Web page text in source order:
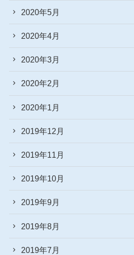
2020年5月
2020年4月
2020年3月
2020年2月
2020年1月
2019年12月
2019年11月
2019年10月
2019年9月
2019年8月
2019年7月